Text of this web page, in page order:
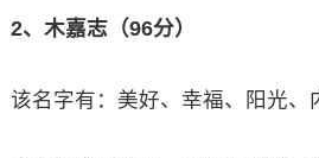
2、木嘉志（96分）
该名字有：美好、幸福、阳光、